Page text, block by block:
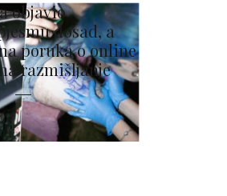
objavio
dosad, a
poruka o online
razmišljanje